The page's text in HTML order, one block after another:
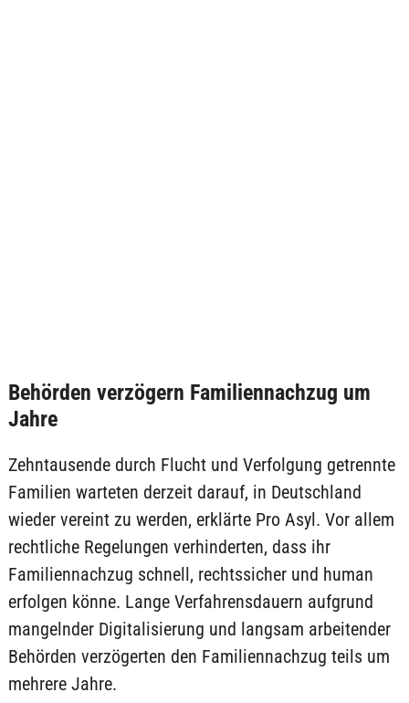
Behörden verzögern Familiennachzug um
Jahre
Zehntausende durch Flucht und Verfolgung getrennte
Familien warteten derzeit darauf, in Deutschland
wieder vereint zu werden, erklärte Pro Asyl. Vor allem
rechtliche Regelungen verhinderten, dass ihr
Familiennachzug schnell, rechtssicher und human
erfolgen könne. Lange Verfahrensdauern aufgrund
mangelnder Digitalisierung und langsam arbeitender
Behörden verzögerten den Familiennachzug teils um
mehrere Jahre.